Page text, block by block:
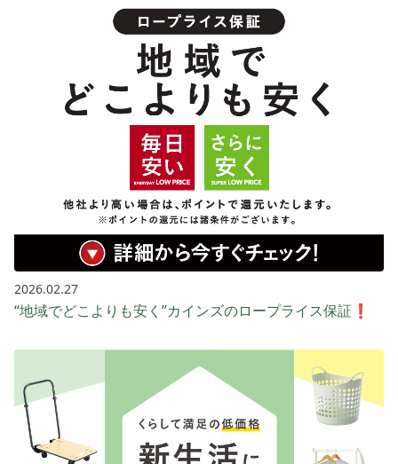
2026.02.27
“地域でどこよりも安く”カインズのロープライス保証❗️